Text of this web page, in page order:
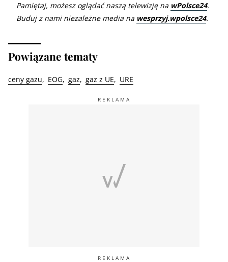
Pamiętaj, możesz oglądać naszą telewizję na wPolsce24.
Buduj z nami niezależne media na wesprzyj.wpolsce24.
Powiązane tematy
ceny gazu EOG gaz gaz z UE URE